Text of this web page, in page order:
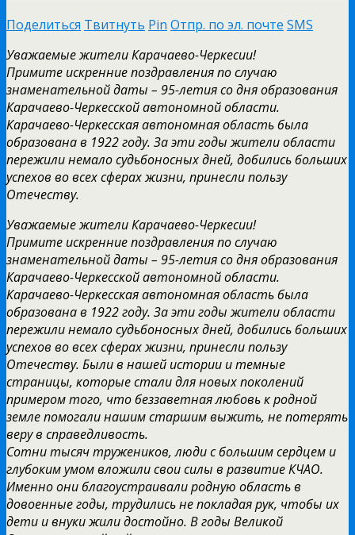
Поделиться Твитнуть Pin Отпр. по эл. почте SMS
Уважаемые жители Карачаево-Черкесии!
Примите искренние поздравления по случаю
знаменательной даты – 95-летия со дня образования
Карачаево-Черкесской автономной области.
Карачаево-Черкесская автономная область была
образована в 1922 году. За эти годы жители области
пережили немало судьбоносных дней, добились больших
успехов во всех сферах жизни, принесли пользу
Отечеству.
Уважаемые жители Карачаево-Черкесии!
Примите искренние поздравления по случаю
знаменательной даты – 95-летия со дня образования
Карачаево-Черкесской автономной области.
Карачаево-Черкесская автономная область была
образована в 1922 году. За эти годы жители области
пережили немало судьбоносных дней, добились больших
успехов во всех сферах жизни, принесли пользу
Отечеству. Были в нашей истории и темные
страницы, которые стали для новых поколений
примером того, что беззаветная любовь к родной
земле помогали нашим старшим выжить, не потерять
веру в справедливость.
Сотни тысяч тружеников, люди с большим сердцем и
глубоким умом вложили свои силы в развитие КЧАО.
Именно они благоустраивали родную область в
довоенные годы, трудились не покладая рук, чтобы их
дети и внуки жили достойно. В годы Великой